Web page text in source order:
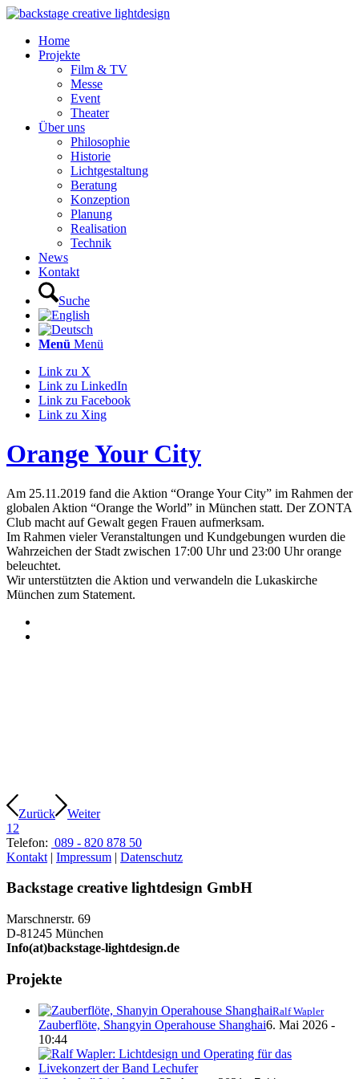
Home
Projekte
Film & TV
Messe
Event
Theater
Über uns
Philosophie
Historie
Lichtgestaltung
Beratung
Konzeption
Planung
Realisation
Technik
News
Kontakt
Suche
Menü Menü
Link zu X
Link zu LinkedIn
Link zu Facebook
Link zu Xing
Orange Your City
Am 25.11.2019 fand die Aktion “Orange Your City” im Rahmen der
globalen Aktion “Orange the World” in München statt. Der ZONTA
Club macht auf Gewalt gegen Frauen aufmerksam.
Im Rahmen vieler Veranstaltungen und Kundgebungen wurden die
Wahrzeichen der Stadt zwischen 17:00 Uhr und 23:00 Uhr orange
beleuchtet.
Wir unterstützten die Aktion und verwandeln die Lukaskirche
München zum Statement.
Zurück
Weiter
1 2
Telefon: 089 - 820 878 50
Kontakt | Impressum | Datenschutz
Backstage creative lightdesign GmbH
Marschnerstr. 69
D-81245 München
Info(at)backstage-lightdesign.de
Projekte
Ralf Wapler
Zauberflöte, Shangyin Operahouse Shanghai6. Mai 2026 -
10:44